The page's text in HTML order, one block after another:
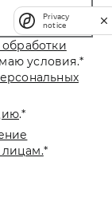
условия.*
.*
лицам.*
Privacy
notice